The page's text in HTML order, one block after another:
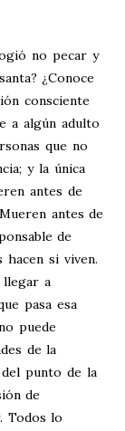
no pecar y
¿Conoce
consciente
a algún adulto
que no
y la única
antes de
antes de
de
si viven.
llegar a
pasa esa
puede
de la
del punto de la
de
Todos lo